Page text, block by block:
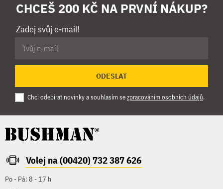
CHCEŠ 200 KČ NA PRVNÍ NÁKUP?
Zadej svůj e-mail!
ODESLAT
Chci odebírat novinky a souhlasím sezpracováním osobních údajů.
Volej na (00420) 732 387 626
Po - Pá: 8 - 17 h